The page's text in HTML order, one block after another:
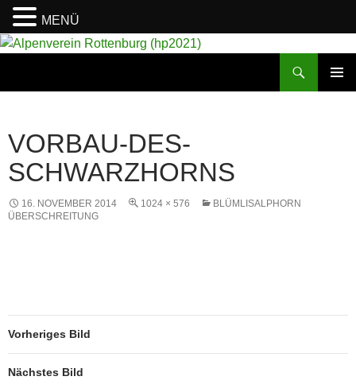
VORBAU-DES-
SCHWARZHORNS
16. NOVEMBER 2014 1024 × 576
BLÜMLISALPHORN
ÜBERSCHREITUNG
Vorheriges Bild
Nächstes Bild
MENÜ